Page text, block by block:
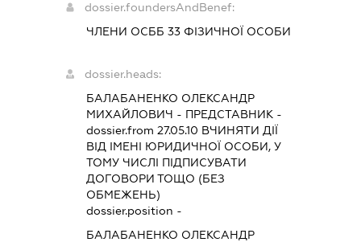
dossier.foundersAndBenef:
ЧЛЕНИ ОСББ 33 ФІЗИЧНОЇ ОСОБИ
dossier.heads:
БАЛАБАНЕНКО ОЛЕКСАНДР
МИХАЙЛОВИЧ - ПРЕДСТАВНИК -
dossier.from 27.05.10 ВЧИНЯТИ ДІЇ
ВІД ІМЕНІ ЮРИДИЧНОЇ ОСОБИ, У
ТОМУ ЧИСЛІ ПІДПИСУВАТИ
ДОГОВОРИ ТОЩО (БЕЗ
ОБМЕЖЕНЬ)
dossier.position -
БАЛАБАНЕНКО ОЛЕКСАНДР